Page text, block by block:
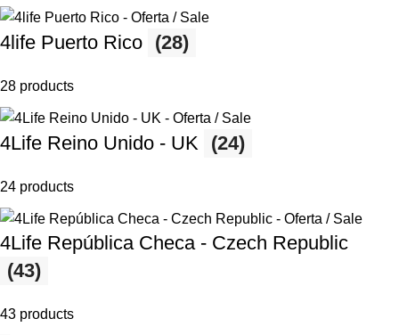
4life Puerto Rico (28)
28 products
4Life Reino Unido - UK (24)
24 products
4Life República Checa - Czech Republic
(43)
43 products